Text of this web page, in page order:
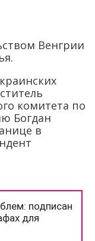
Венгрии
комитета по
Богдан
в